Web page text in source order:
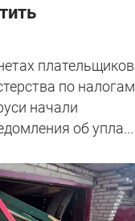
плательщиков
по налогам
начали
об упла...